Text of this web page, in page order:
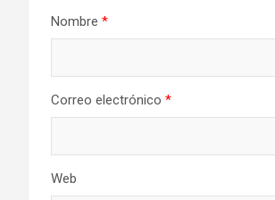
Nombre *
Correo electrónico *
Web